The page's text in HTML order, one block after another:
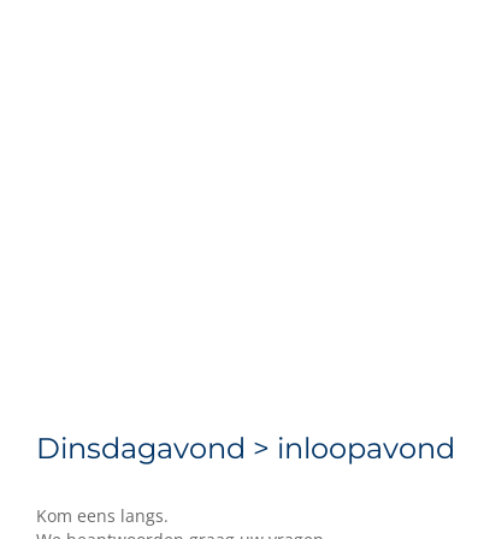
Dinsdagavond > inloopavond
Kom eens langs.